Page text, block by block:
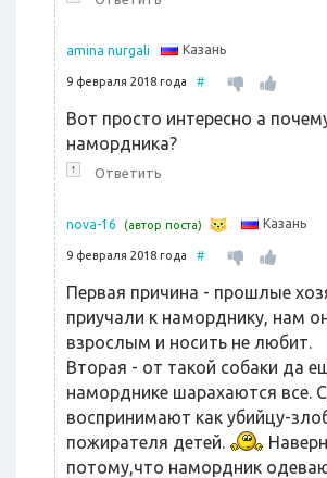
amina nurgali Казань
9 февраля 2018 года #
Вот просто интересно а
намордника?
↑ Ответить
nova-16 (автор поста) Казань
9 февраля 2018 года #
Первая причина - прошлые
приучали к наморднику, нам
взрослым и носить не любит.
Вторая - от такой собаки да
наморднике шарахаются все.
воспринимают как убийцу-
пожирателя детей.
потому,что намордник